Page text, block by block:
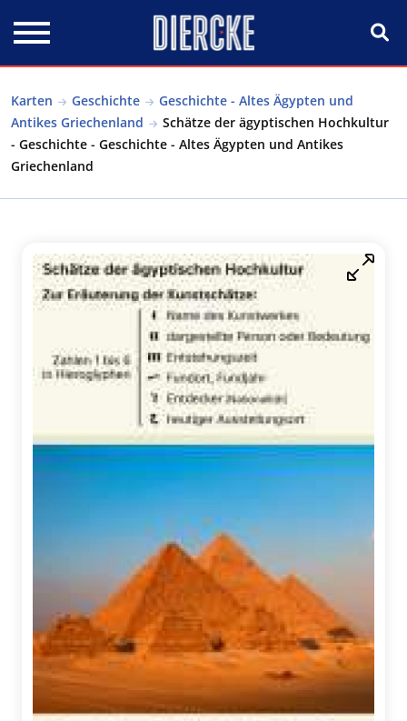
Karten Geschichte
Geschichte - Altes Ägypten und
Antikes Griechenland
Schätze der ägyptischen Hochkultur
- Geschichte - Geschichte - Altes Ägypten und Antikes
Griechenland